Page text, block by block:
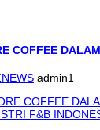
COFFEE
admin1